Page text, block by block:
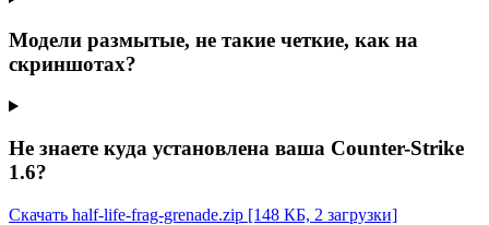
Модели размытые, не такие четкие, как на
скриншотах?
Не знаете куда установлена ваша Counter-Strike
1.6?
Скачать half-life-frag-grenade.zip [148 КБ, 2 загрузки]